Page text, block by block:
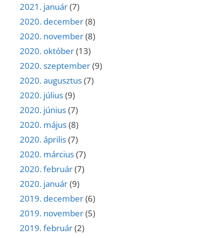
2021. január(7)
2020. december(8)
2020. november(8)
2020. október(13)
2020. szeptember(9)
2020. augusztus(7)
2020. július(9)
2020. június(7)
2020. május(8)
2020. április(7)
2020. március(7)
2020. február(7)
2020. január(9)
2019. december(6)
2019. november(5)
2019. február(2)